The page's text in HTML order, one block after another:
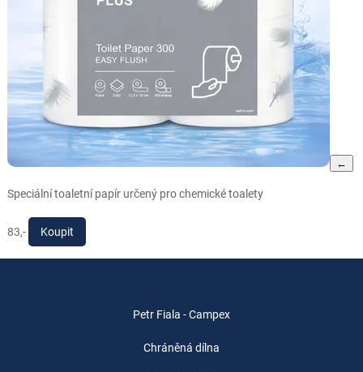
←
Speciální toaletní papír určený pro chemické toalety
83,- Koupit
Petr Fiala - Campex
Chráněná dílna